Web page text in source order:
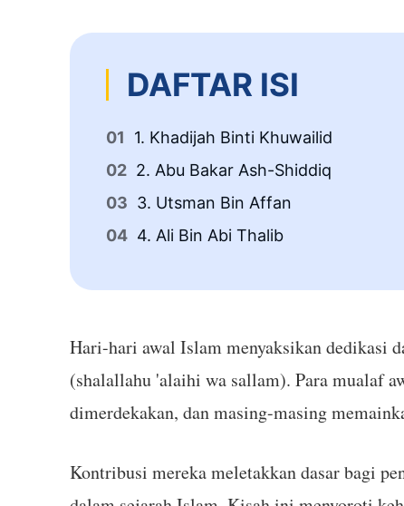
DAFTAR ISI
1. Khadijah Binti Khuwailid
2. Abu Bakar Ash-Shiddiq
3. Utsman Bin Affan
4. Ali Bin Abi Thalib
Hari-hari awal Islam menyaksikan dedikasi
(shalallahu 'alaihi wa sallam). Para mualaf
dimerdekakan, dan masing-masing
Kontribusi mereka meletakkan dasar bagi